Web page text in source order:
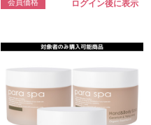
会員価格 ログイン後に表示